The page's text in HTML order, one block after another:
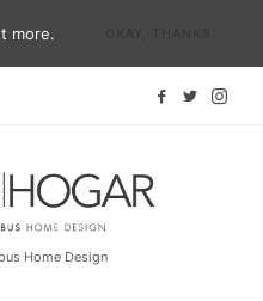
Home Design
more.